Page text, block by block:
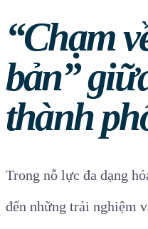
“Chạm
bản”
thành
Trong nỗ lực đa dạng
đến những trải nghiệm